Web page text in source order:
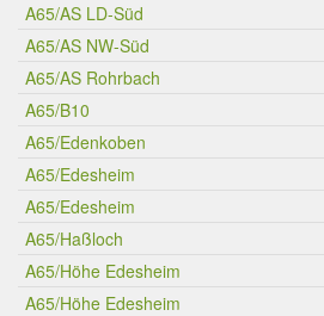
A65/AS LD-Süd
A65/AS NW-Süd
A65/AS Rohrbach
A65/B10
A65/Edenkoben
A65/Edesheim
A65/Edesheim
A65/Haßloch
A65/Höhe Edesheim
A65/Höhe Edesheim